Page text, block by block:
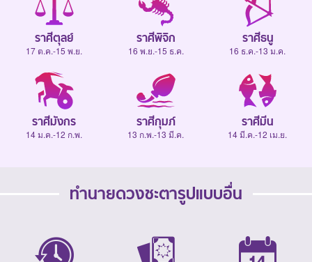
ราศีตุลย์
17 ต.ค.-15 พ.ย.
ราศีพิจิก
16 พ.ย.-15 ธ.ค.
ราศีธนู
16 ธ.ค.-13 ม.ค.
ราศีมังกร
14 ม.ค.-12 ก.พ.
ราศีกุมภ์
13 ก.พ.-13 มี.ค.
ราศีมีน
14 มี.ค.-12 เม.ย.
ทำนายดวงชะตารูปแบบอื่น